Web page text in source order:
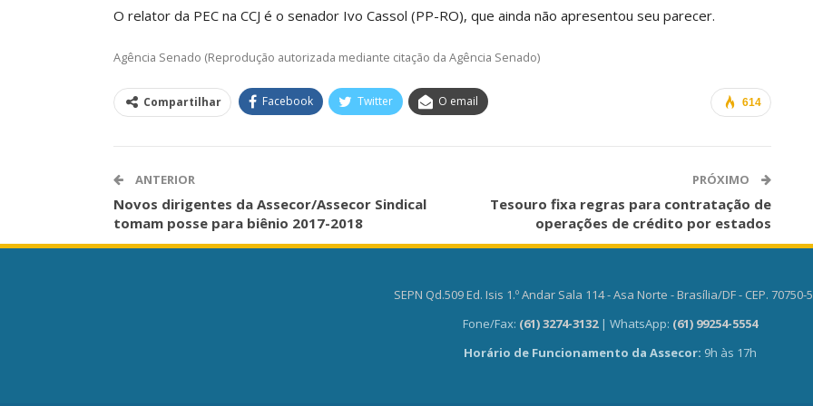
O relator da PEC na CCJ é o senador Ivo Cassol (PP-RO), que ainda não apresentou seu parecer.
Agência Senado (Reprodução autorizada mediante citação da Agência Senado)
614
Compartilhar Facebook Twitter O email
ANTERIOR
Novos dirigentes da Assecor/Assecor Sindical
tomam posse para biênio 2017-2018
PRÓXIMO
Tesouro fixa regras para contratação de
operações de crédito por estados
SEPN Qd.509 Ed. Isis 1.º Andar Sala 114 - Asa Norte - Brasília/DF - CEP. 70750-
Fone/Fax: (61) 3274-3132 | WhatsApp: (61) 99254-5554
Horário de Funcionamento da Assecor: 9h às 17h